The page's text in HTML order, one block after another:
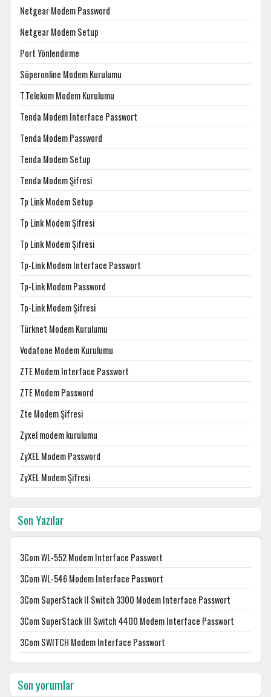
Netgear Modem Password
Netgear Modem Setup
Port Yönlendirme
Süperonline Modem Kurulumu
T.Telekom Modem Kurulumu
Tenda Modem Interface Passwort
Tenda Modem Password
Tenda Modem Setup
Tenda Modem Şifresi
Tp Link Modem Setup
Tp Link Modem Şifresi
Tp Link Modem Şifresi
Tp-Link Modem Interface Passwort
Tp-Link Modem Password
Tp-Link Modem Şifresi
Türknet Modem Kurulumu
Vodafone Modem Kurulumu
ZTE Modem Interface Passwort
ZTE Modem Password
Zte Modem Şifresi
Zyxel modem kurulumu
ZyXEL Modem Password
ZyXEL Modem Şifresi
Son Yazılar
3Com WL-552 Modem Interface Passwort
3Com WL-546 Modem Interface Passwort
3Com SuperStack II Switch 3300 Modem Interface Passwort
3Com SuperStack III Switch 4400 Modem Interface Passwort
3Com SWITCH Modem Interface Passwort
Son yorumlar